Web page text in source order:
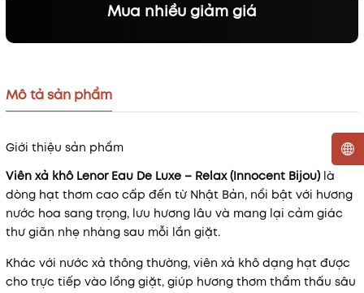
Mua nhiều giảm giá
Mã khuyến mãi:
Điều kiện:
Mô tả sản phẩm
Giới thiệu sản phẩm
Viên xả khô Lenor Eau De Luxe – Relax (Innocent Bijou) là
dòng hạt thơm cao cấp đến từ Nhật Bản, nổi bật với hương
nước hoa sang trọng, lưu hương lâu và mang lại cảm giác
thư giãn nhẹ nhàng sau mỗi lần giặt.
Khác với nước xả thông thường, viên xả khô dạng hạt được
cho trực tiếp vào lồng giặt, giúp hương thơm thẩm thấu sâu